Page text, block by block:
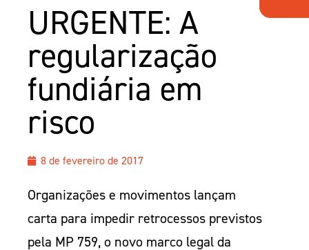
URGENTE: A
regularização
fundiária em
risco
8 de fevereiro de 2017
Organizações e movimentos lançam
carta para impedir retrocessos previstos
pela MP 759, o novo marco legal da